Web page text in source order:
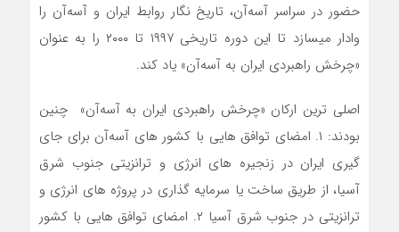
حضور در سراسر آسه‌آن، تاریخ نگار روابط ایران و آسه‌آن را
وادار میسازد تا این دوره تاریخی ۱۹۹۷ تا ۲۰۰۰ را به عنوان
«چرخش راهبردی ایران به آسه‌آن» یاد کند.
اصلی ترین ارکان «چرخش راهبردی ایران به آسه‌آن» چنین
بودند: ۱. امضای توافق هایی با کشور های آسه‌آن برای جای
گیری ایران در زنجیره های انرژی و ترانزیتی جنوب شرق
آسیا، از طریق ساخت یا سرمایه گذاری در پروژه های انرژی و
ترانزیتی در جنوب شرق آسیا ۲. امضای توافق هایی با کشور